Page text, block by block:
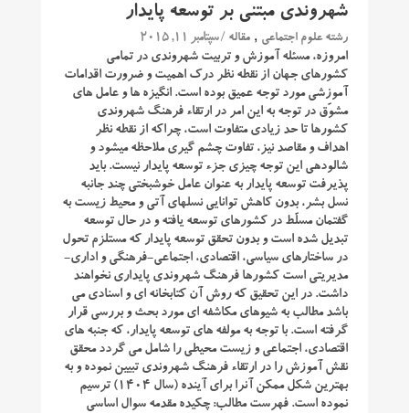
شهروندی مبتنی بر توسعه پایدار
رشته علوم اجتماعی ,مقاله / سپتامبر 11, 2015
امروزه، مسئله آموزش و تربیت شهروندی در تمامی
کشورهای جهان از نقطه نظر درک اهمیت و ضرورت اقدامات
آموزشی مورد توجه عمیق بوده است. انگیزه ها و عامل های
مشوّق در توجه به این امر در ارتقاء فرهنگ شهروندی
کشورها تا حد زیادی متفاوت است، چراکه از نقطه نظر
اهداف و مقاصد نیز، تفاوت چشم گیری ملاحظه می­شود و
شالوده­ی این توجه چیزی جزء توسعه پایدار نیست. باید
پذیرفت توسعه پایدار به عنوان عامل خوشبختی چند جانبه
نسل بشر، بدون کاهش توانایی نسل­های آتی و محیط زیست به
گفتمان مسلّط در کشورهای توسعه یافته و در حال توسعه
تبدیل شده است و بدون تحقق توسعه پایدار که مستلزم تحول
در ساختارهای سیاسی، اقتصادی، اجتماعی-فرهنگی و اداری-
مدیریتی است کشورها فرهنگ شهروندی پایداری نخواهند
داشت. در این تحقیق که روش آن کتابخانه ای و اسنادی می
باشد مطالب به شیوه­ای مکاشفه ای مورد بحث و بررسی قرار
گرفته است. با توجه به مولفه های توسعه پایدار، که جنبه های
اقتصادی، اجتماعی و زیست محیطی را شامل می گردد محقق
نقش آموزش را در ارتقاء فرهنگ شهروندی تبیین نموده و به
بهترین شکل ممکن آنرا برای آینده (سال ۱۴۰۴) ترسیم
نموده است. فهرست مطالب: چکیده مقدمه سوال اساسی